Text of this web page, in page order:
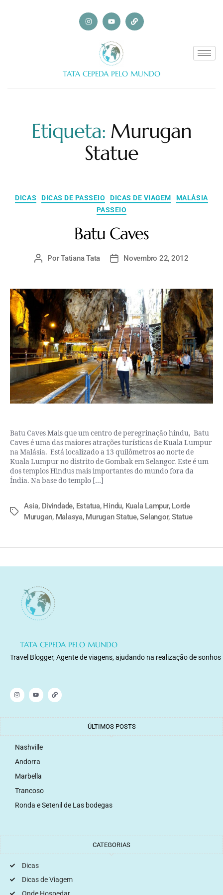
TATA CEPEDA PELO MUNDO
Etiqueta: Murugan
Statue
DICAS DICAS DE PASSEIO DICAS DE VIAGEM
MALÁSIA
PASSEIO
Batu Caves
PorTatiana Tata Novembro 22, 2012
Batu Caves Mais que um centro de peregrinação hindu, Batu
Caves é uma das maiores atrações turísticas de Kuala Lumpur
na Malásia. Está localizado a 13 quilômetros ao norte de
Kuala Lumpur no distrito de Gombak em Selangor. Este é um
dos templos Hindus mais importantes do mundo fora da
Índia. Na base do templo […]
Asia, Divindade, Estatua, Hindu, Kuala Lampur, Lorde
Murugan, Malasya, Murugan Statue,Selangor, Statue
TATA CEPEDA PELO MUNDO
Travel Blogger, Agente de viagens, ajudando na realização de sonhos
ÚLTIMOS POSTS
Nashville
Andorra
Marbella
Trancoso
Ronda e Setenil de Las bodegas
CATEGORIAS
Dicas
Dicas de Viagem
Onde Hospedar